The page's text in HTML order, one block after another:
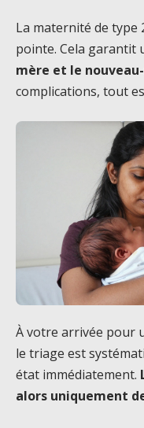
La maternité de
pointe. Cela garantit
mère et le
complications, tout
À votre arrivée pour
le triage est
état immédiatement.
alors uniquement